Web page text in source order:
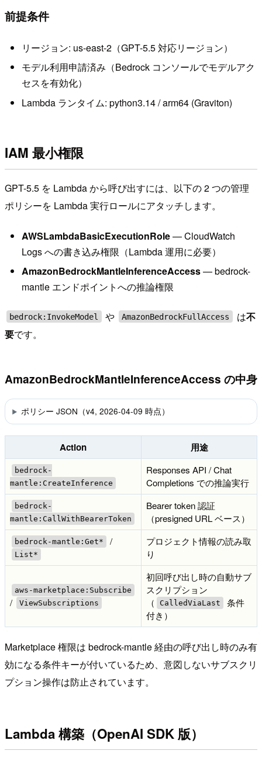
前提条件
リージョン: us-east-2（GPT-5.5 対応リージョン）
モデル利用申請済み（Bedrock コンソールでモデルアク
セスを有効化）
Lambda ランタイム: python3.14 / arm64 (Graviton)
IAM 最小権限
GPT-5.5 を Lambda から呼び出すには、以下の 2 つの管理
ポリシーを Lambda 実行ロールにアタッチします。
AWSLambdaBasicExecutionRole— CloudWatch
Logs への書き込み権限（Lambda 運用に必要）
AmazonBedrockMantleInferenceAccess— bedrock-
mantle エンドポイントへの推論権限
bedrock:InvokeModel や AmazonBedrockFullAccess は不
要です。
AmazonBedrockMantleInferenceAccess の中身
ポリシー JSON（v4, 2026-04-09 時点）
Action 用途
bedrock-
mantle:CreateInference
Responses API / Chat
Completions での推論実行
bedrock-
mantle:CallWithBearerToken
Bearer token 認証
（presigned URL ベース）
bedrock-mantle:Get* /
List*
プロジェクト情報の読み取
り
aws-marketplace:Subscribe
/ ViewSubscriptions
初回呼び出し時の自動サブ
スクリプション
（
CalledViaLast
条件
付き）
Marketplace 権限は bedrock-mantle 経由の呼び出し時のみ有
効になる条件キーが付いているため、意図しないサブスクリ
プション操作は防止されています。
Lambda 構築（OpenAI SDK 版）